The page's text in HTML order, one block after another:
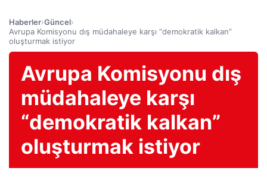
Haberler›Güncel›
Avrupa Komisyonu dış müdahaleye karşı “demokratik kalkan”
oluşturmak istiyor
Avrupa Komisyonu dış
müdahaleye karşı
“demokratik kalkan”
oluşturmak istiyor